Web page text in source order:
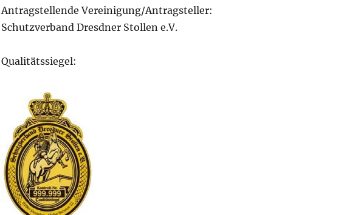
Antragstellende Vereinigung/Antragsteller:
Schutzverband Dresdner Stollen e.V.
Qualitätssiegel: